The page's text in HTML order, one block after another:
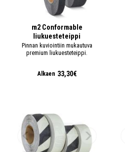
m2 Conformable
liukuesteteippi
Pinnan kuviointiin mukautuva
premium liukuesteteippi.
Alkaen 33,30€